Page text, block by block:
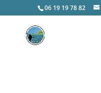
06 19 19 78 82